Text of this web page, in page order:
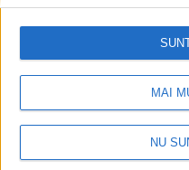
retrageți consimțământul în
și făcând clic pe butonul
paginii web.
MAI
NU